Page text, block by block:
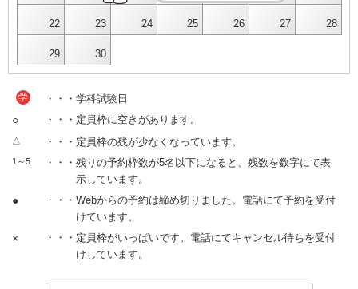
22 23 24 25 26 27 28
29 30
学 ・・・学科試験日
○ ・・・定員枠に空きがあります。
△ ・・・定員枠の残が少なくなっています。
1～5
・・・残りの予約枠数が5名以下になると、残数を数字にて表
示しています。
●
・・・Webからの予約は締め切りました。電話にて予約を受付
けています。
×
・・・定員枠がいっぱいです。電話にてキャンセル待ちを受付
けしています。